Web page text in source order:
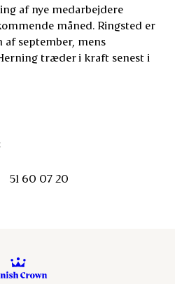
af nye medarbejdere
måned. Ringsted er
september, mens
træder i kraft senest i
51 60 07 20